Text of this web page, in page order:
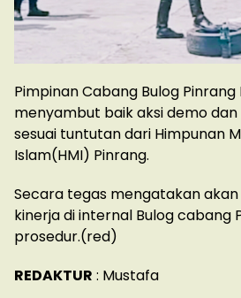
Pimpinan Cabang Bulog Pinrang
menyambut baik aksi demo
sesuai tuntutan dari Himpunan
Islam(HMI) Pinrang.
Secara tegas mengatakan
kinerja di internal Bulog cabang
prosedur.(red)
REDAKTUR : Mustafa